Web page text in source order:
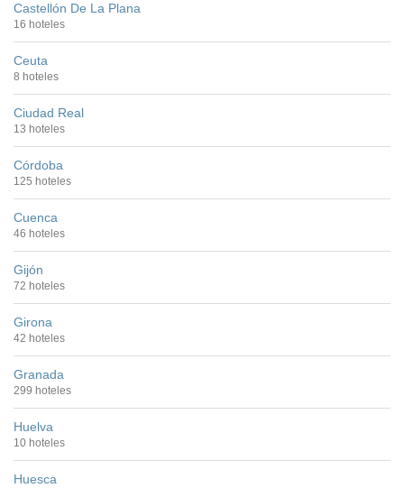
Castellón De La Plana
16 hoteles
Ceuta
8 hoteles
Ciudad Real
13 hoteles
Córdoba
125 hoteles
Cuenca
46 hoteles
Gijón
72 hoteles
Girona
42 hoteles
Granada
299 hoteles
Huelva
10 hoteles
Huesca